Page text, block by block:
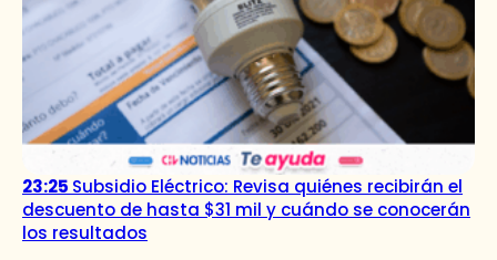
23:25 Subsidio Eléctrico: Revisa quiénes recibirán el
descuento de hasta $31 mil y cuándo se conocerán
los resultados